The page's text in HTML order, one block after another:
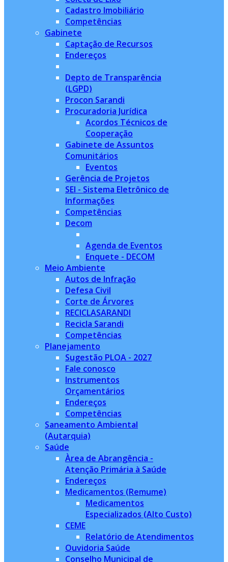
Cadastro Imobiliário
Competências
Gabinete
Captação de Recursos
Endereços
Depto de Transparência
(LGPD)
Procon Sarandi
Procuradoria Jurídica
Acordos Técnicos de
Cooperação
Gabinete de Assuntos
Comunitários
Eventos
Gerência de Projetos
SEI - Sistema Eletrônico de
Informações
Competências
Decom
Agenda de Eventos
Enquete - DECOM
Meio Ambiente
Autos de Infração
Defesa Civil
Corte de Árvores
RECICLASARANDI
Recicla Sarandi
Competências
Planejamento
Sugestão PLOA - 2027
Fale conosco
Instrumentos
Orçamentários
Endereços
Competências
Saneamento Ambiental
(Autarquia)
Saúde
Àrea de Abrangência -
Atenção Primária à Saúde
Endereços
Medicamentos (Remume)
Medicamentos
Especializados (Alto Custo)
CEME
Relatório de Atendimentos
Ouvidoria Saúde
Conselho Municipal de